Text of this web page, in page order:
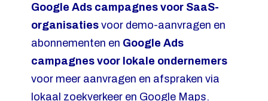
Google Ads campagnes voor SaaS-
organisaties voor demo-aanvragen en
abonnementen en Google Ads
campagnes voor lokale ondernemers
voor meer aanvragen en afspraken via
lokaal zoekverkeer en Google Maps.